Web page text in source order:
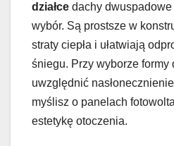
działce dachy
wybór. Są prostsze w
straty ciepła i ułatwiają
śniegu. Przy wyborze formy
uwzględnić
myślisz o panelach
estetykę otoczenia.